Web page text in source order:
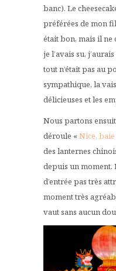
banc). Le
préférées de mon
était bon, mais il
je l’avais su,
tout n’était pas au
sympathique, la
délicieuses et les
Nous partons
déroule « Nice,
des lanternes
depuis un
d’entrée pas très
moment très
vaut sans aucun